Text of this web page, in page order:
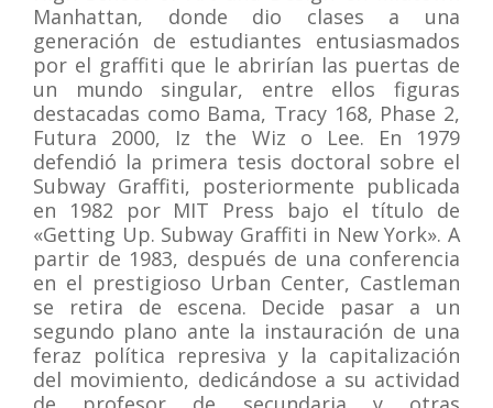
Manhattan, donde dio clases a una
generación de estudiantes entusiasmados
por el graffiti que le abrirían las puertas de
un mundo singular, entre ellos figuras
destacadas como Bama, Tracy 168, Phase 2,
Futura 2000, Iz the Wiz o Lee. En 1979
defendió la primera tesis doctoral sobre el
Subway Graffiti, posteriormente publicada
en 1982 por MIT Press bajo el título de
«Getting Up. Subway Graffiti in New York». A
partir de 1983, después de una conferencia
en el prestigioso Urban Center, Castleman
se retira de escena. Decide pasar a un
segundo plano ante la instauración de una
feraz política represiva y la capitalización
del movimiento, dedicándose a su actividad